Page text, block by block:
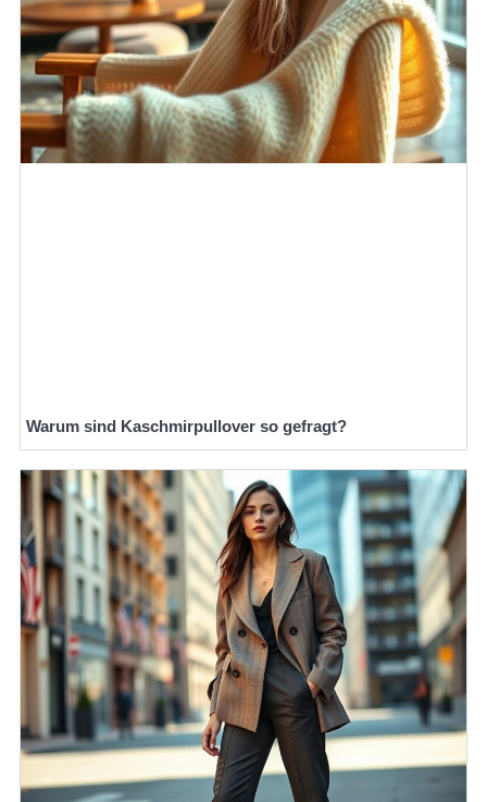
Warum sind Kaschmirpullover so gefragt?